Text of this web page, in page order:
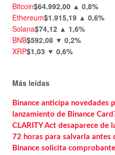
Bitcoin$64.992,00 ▲ 0,8%
Ethereum$1.915,19 ▲ 0,6%
Solana$74,12 ▲ 1,6%
BNB$592,08 ▼ 0,2%
XRP$1,03 ▼ 0,6%
Más leídas
Binance anticipa novedades
lanzamiento de Binance
CLARITY Act desaparece de
72 horas para salvarla antes
Binance solicita